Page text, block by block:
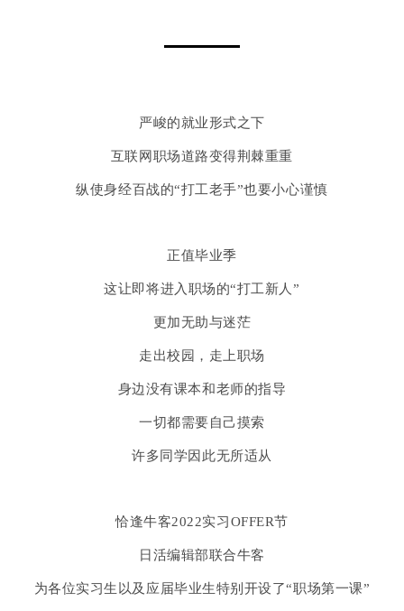
严峻的就业形式之下
互联网职场道路变得荆棘重重
纵使身经百战的“打工老手”也要小心谨慎
正值毕业季
这让即将进入职场的“打工新人”
更加无助与迷茫
走出校园，走上职场
身边没有课本和老师的指导
一切都需要自己摸索
许多同学因此无所适从
恰逢牛客2022实习OFFER节
日活编辑部联合牛客
为各位实习生以及应届毕业生特别开设了“职场第一课”